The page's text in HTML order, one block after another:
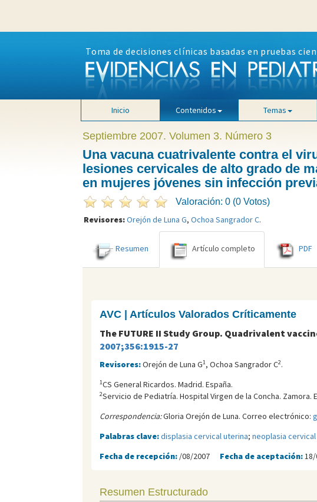
Toma de decisiones clínicas basadas en pruebas
Inicio Contenidos Temas
Septiembre 2007. Volumen 3. Número 3
Una vacuna cuatrivalente contra el
lesiones cervicales de alto grado de
en mujeres jóvenes sin infección
Valoración: 0 (0 Votos)
Revisores:Orejón de Luna G, Ochoa Sangrador C.
Resumen Artículo completo PDF
AVC | Artículos Valorados Críticamente
The FUTURE II Study Group. Quadrivalent
2007;356:1915-27
Revisores:Orejón de Luna G1, Ochoa Sangrador C2.
1CS General Ricardos. Madrid. España.
2Servicio de Pediatría. Hospital Virgen de la Concha. Zamora.
Correspondencia:Gloria Orejón de Luna. Correo electrónico:
Palabras clave:displasia cervical uterina; neoplasia
Fecha de recepción: /08/2007 Fecha de aceptación:
Resumen Estructurado